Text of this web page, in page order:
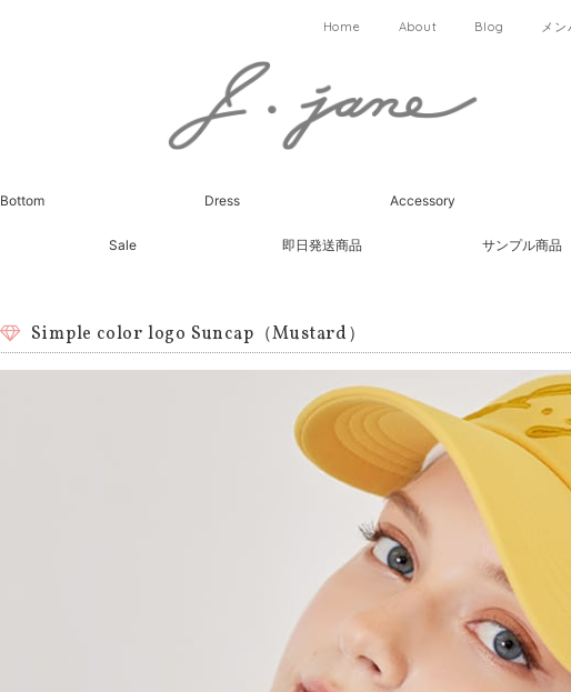
Home About Blog メ
Bottom Dress Accessory
Sale 即日発送商品 サンプル商品
Simple color logo Suncap（Mustard）